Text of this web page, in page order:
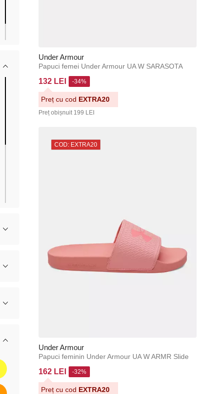
Under Armour
Papuci femei Under Armour UA W SARASOTA
132 LEI
Preț obișnuit 199 LEI
-34%
Preț cu cod EXTRA20
COD: EXTRA20
Under Armour
Papuci feminin Under Armour UA W ARMR Slide
162 LEI -32%
Preț cu cod EXTRA20